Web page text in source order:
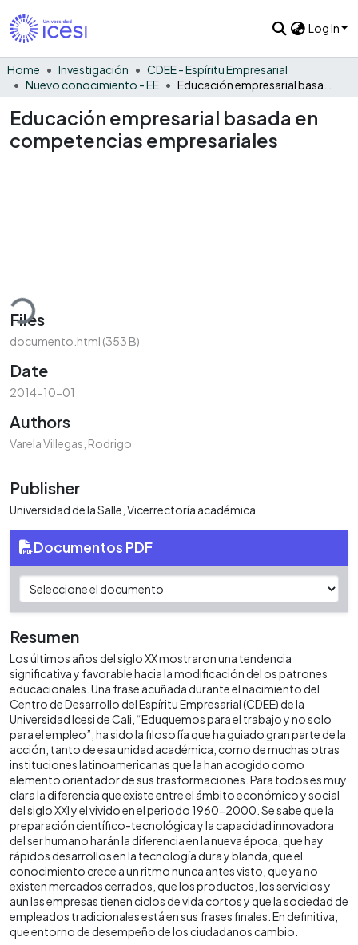
Log In
Home Investigación
CDEE - Espíritu Empresarial
Nuevo conocimiento - EE
Educación empresarial basada en
competencias empresariales
Files
documento.html (353 B)
Date
2014-10-01
Authors
Varela Villegas, Rodrigo
Publisher
Universidad de la Salle, Vicerrectoría académica
Documentos PDF
Resumen
Los últimos años del siglo XX mostraron una tendencia
significativa y favorable hacia la modificación del os patrones
educacionales. Una frase acuñada durante el nacimiento del
Centro de Desarrollo del Espíritu Empresarial (CDEE) de la
Universidad Icesi de Cali, “Eduquemos para el trabajo y no solo
para el empleo”, ha sido la filosofía que ha guiado gran parte de la
acción, tanto de esa unidad académica, como de muchas otras
instituciones latinoamericanas que la han acogido como
elemento orientador de sus trasformaciones. Para todos es muy
clara la diferencia que existe entre el ámbito económico y social
del siglo XXI y el vivido en el periodo 1960-2000. Se sabe que la
preparación científico-tecnológica y la capacidad innovadora
del ser humano harán la diferencia en la nueva época, que hay
rápidos desarrollos en la tecnología dura y blanda, que el
conocimiento crece a un ritmo nunca antes visto, que ya no
existen mercados cerrados, que los productos, los servicios y
aun las empresas tienen ciclos de vida cortos y que la sociedad de
empleados tradicionales está en sus frases finales. En definitiva,
que entorno de desempeño de los ciudadanos cambio.